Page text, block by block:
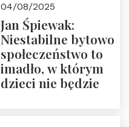
Nawrockiego
04/08/2025
Jan Śpiewak:
Niestabilne bytowo
społeczeństwo to
imadło, w którym
dzieci nie będzie